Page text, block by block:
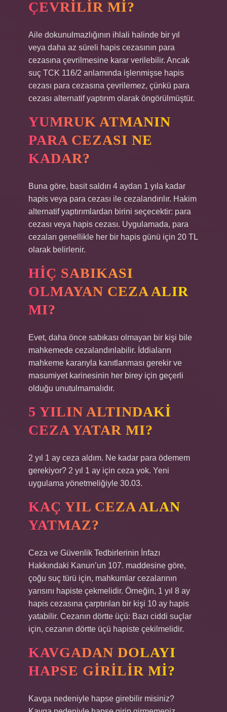
ÇEVRILIR MI?
Aile dokunulmazlığının ihlali halinde bir yıl
veya daha az süreli hapis cezasının para
cezasına çevrilmesine karar verilebilir. Ancak
suç TCK 116/2 anlamında işlenmişse hapis
cezası para cezasına çevrilemez, çünkü para
cezası alternatif yaptırım olarak öngörülmüştür.
YUMRUK ATMANIN
PARA CEZASI NE
KADAR?
Buna göre, basit saldırı 4 aydan 1 yıla kadar
hapis veya para cezası ile cezalandırılır. Hakim
alternatif yaptırımlardan birini seçecektir: para
cezası veya hapis cezası. Uygulamada, para
cezaları genellikle her bir hapis günü için 20 TL
olarak belirlenir.
HIÇ SABIKASI
OLMAYAN CEZA ALIR
MI?
Evet, daha önce sabıkası olmayan bir kişi bile
mahkemede cezalandırılabilir. İddiaların
mahkeme kararıyla kanıtlanması gerekir ve
masumiyet karinesinin her birey için geçerli
olduğu unutulmamalıdır.
5 YILIN ALTINDAKI
CEZA YATAR MI?
2 yıl 1 ay ceza aldım. Ne kadar para ödemem
gerekiyor? 2 yıl 1 ay için ceza yok. Yeni
uygulama yönetmeliğiyle 30.03.
KAÇ YIL CEZA ALAN
YATMAZ?
Ceza ve Güvenlik Tedbirlerinin İnfazı
Hakkındaki Kanun’un 107. maddesine göre,
çoğu suç türü için, mahkumlar cezalarının
yarısını hapiste çekmelidir. Örneğin, 1 yıl 8 ay
hapis cezasına çarptırılan bir kişi 10 ay hapis
yatabilir. Cezanın dörtte üçü: Bazı ciddi suçlar
için, cezanın dörtte üçü hapiste çekilmelidir.
KAVGADAN DOLAYI
HAPSE GIRILIR MI?
Kavga nedeniyle hapse girebilir misiniz?